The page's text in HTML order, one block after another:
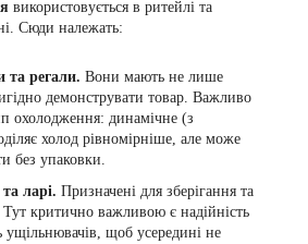
використовується в ритейлі та
Сюди належать:
та регали. Вони мають не лише
демонструвати товар. Важливо
охолодження: динамічне (з
холод рівномірніше, але може
без упаковки.
ларі. Призначені для зберігання та
критично важливою є надійність
ущільнювачів, щоб усередині не